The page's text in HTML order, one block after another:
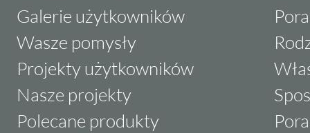
Galerie użytkowników
Wasze pomysły
Projekty użytkowników
Nasze projekty
Polecane produkty